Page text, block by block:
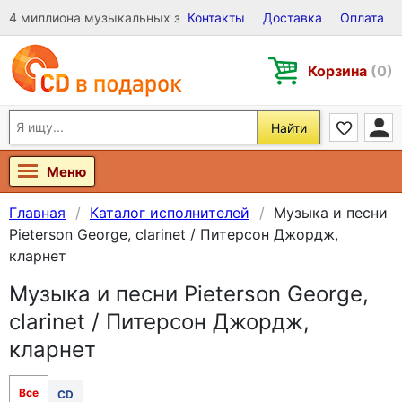
4 миллиона музыкальных записей на Виниле, CD и DVD
Контакты Доставка Оплата
Корзина (0)
Найти
Меню
Главная Каталог исполнителей
Музыка и песни
Pieterson George, clarinet / Питерсон Джордж,
кларнет
Музыка и песни Pieterson George,
clarinet / Питерсон Джордж,
кларнет
Все CD